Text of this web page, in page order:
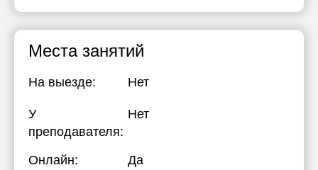
Места занятий
На выезде: Нет
У
преподавателя:
Нет
Онлайн: Да